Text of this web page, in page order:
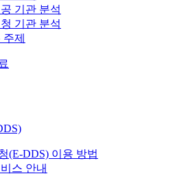
기관 분석
기관 분석
제
(E-DDS) 이용 방법
스 안내